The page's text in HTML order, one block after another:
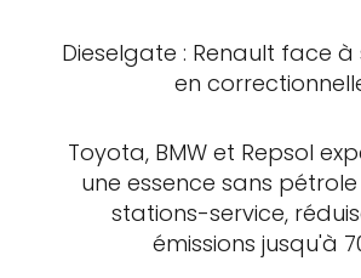
Dieselgate : Renault face
en
Toyota, BMW et Repsol
une essence sans
stations-service,
émissions jusqu'à